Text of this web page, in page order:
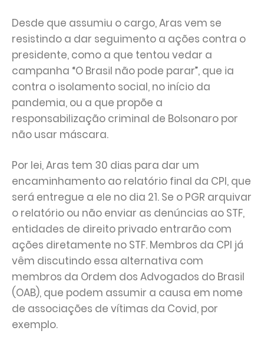
Desde que assumiu o cargo, Aras vem se
resistindo a dar seguimento a ações contra o
presidente, como a que tentou vedar a
campanha “O Brasil não pode parar”, que ia
contra o isolamento social, no início da
pandemia, ou a que propõe a
responsabilização criminal de Bolsonaro por
não usar máscara.
Por lei, Aras tem 30 dias para dar um
encaminhamento ao relatório final da CPI, que
será entregue a ele no dia 21. Se o PGR arquivar
o relatório ou não enviar as denúncias ao STF,
entidades de direito privado entrarão com
ações diretamente no STF. Membros da CPI já
vêm discutindo essa alternativa com
membros da Ordem dos Advogados do Brasil
(OAB), que podem assumir a causa em nome
de associações de vítimas da Covid, por
exemplo.